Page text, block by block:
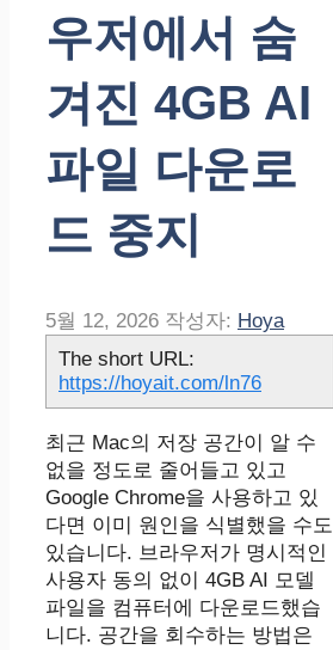
우저에서 숨
겨진 4GB AI
파일 다운로
드 중지
5월 12, 2026 작성자: Hoya
The short URL:
https://hoyait.com/ln76
최근 Mac의 저장 공간이 알 수
없을 정도로 줄어들고 있고
Google Chrome을 사용하고 있
다면 이미 원인을 식별했을 수도
있습니다. 브라우저가 명시적인
사용자 동의 없이 4GB AI 모델
파일을 컴퓨터에 다운로드했습
니다. 공간을 회수하는 방법은